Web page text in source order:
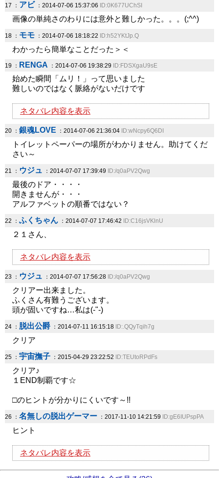
17 ： アビ ：2014-07-06 15:37:06 ID:0K677UChSI
画像の単純さのわりには意外と難しかった。。。(;^^)
18 ： モモ ：2014-07-06 18:18:22 ID:h52YKtJp.Q
わかったら簡単なことだった＞＜
19 ： RENGA ：2014-07-06 19:38:29 ID:FDSXgaU9sE
始めた瞬間「ムリ！」って思いました
難しいのではなく脈絡がないだけです
ネタバレ内容を表示
20 ： 銀魂LOVE ：2014-07-06 21:36:04 ID:wNcpy6Q6DI
トイレットペーパーの場所がわかりません。助けてくだ
さい～
21 ： ウジュ ：2014-07-07 17:39:49 ID:/q0aPV2Qwg
最後のドア・・・・
開きませんが・・・
アルファベットの順番ではない？
22 ： ふくちゃん ：2014-07-07 17:46:42 ID:C16jsVKlnU
２１さん、
ネタバレ内容を表示
23 ： ウジュ ：2014-07-07 17:56:28 ID:/q0aPV2Qwg
クリアー出来ました。
ふくさん有難うございます。
頭が固いですね…私は(-"-)
24 ： 脱出公爵 ：2014-07-11 16:15:18 ID:.QQyTqih7g
クリア
25 ： 宇宙撫子 ：2015-04-29 23:22:52 ID:TEUtoRPdFs
クリア♪
１END制覇です☆
□のヒントが分かりにくいです～!!
26 ： 名無しの脱出ゲーマー ：2017-11-10 14:21:59 ID:gE6IUPspPA
ヒント
ネタバレ内容を表示